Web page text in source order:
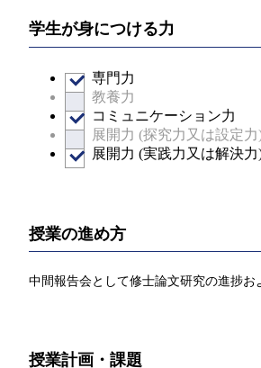
学生が身につける力
専門力
教養力
コミュニケーション力
展開力 (探究力又は設定力
展開力 (実践力又は解決力
授業の進め方
中間報告会として修士論文研究の進捗お
授業計画・課題